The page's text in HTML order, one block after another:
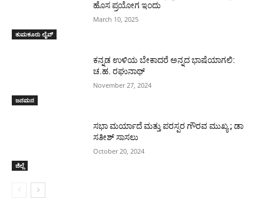
ತುಮಕೂರು ಲೈವ್
ಹೊಸ ಪ್ರಯೋಗ ಇಂದು
March 10, 2025
ಜನಮನ
ಕನ್ನಡ ಉಳಿಯ ಬೇಕಾದರೆ ಅನ್ನದ ಭಾಷೆಯಾಗಲಿ:
ಚ.ಹ. ರಘುನಾಥ್
November 27, 2024
ಜಿಲ್ಲೆ
ಸಭಾ ಮರ್ಯಾದೆ ಮತ್ತು ಪರಸ್ಪರ ಗೌರವ ಮುಖ್ಯ ; ಡಾ
ಸತೀಶ್ ಸಾಸಲು
October 20, 2024